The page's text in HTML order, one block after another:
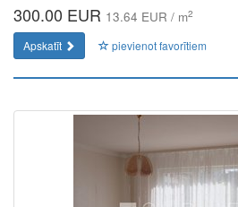
300.00 EUR 13.64 EUR / m2
Apskatīt pievienot favorītiem